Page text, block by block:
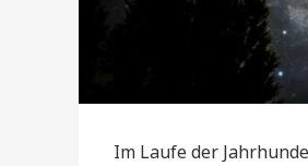
Im Laufe der